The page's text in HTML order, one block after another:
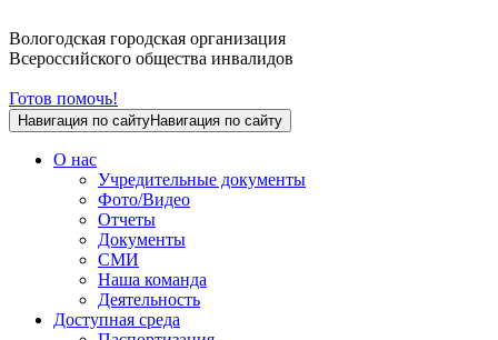
Вологодская городская организация
Всероссийского общества инвалидов
Готов помочь!
Навигация по сайтуНавигация по сайту
О нас
Учредительные документы
Фото/Видео
Отчеты
Документы
СМИ
Наша команда
Деятельность
Доступная среда